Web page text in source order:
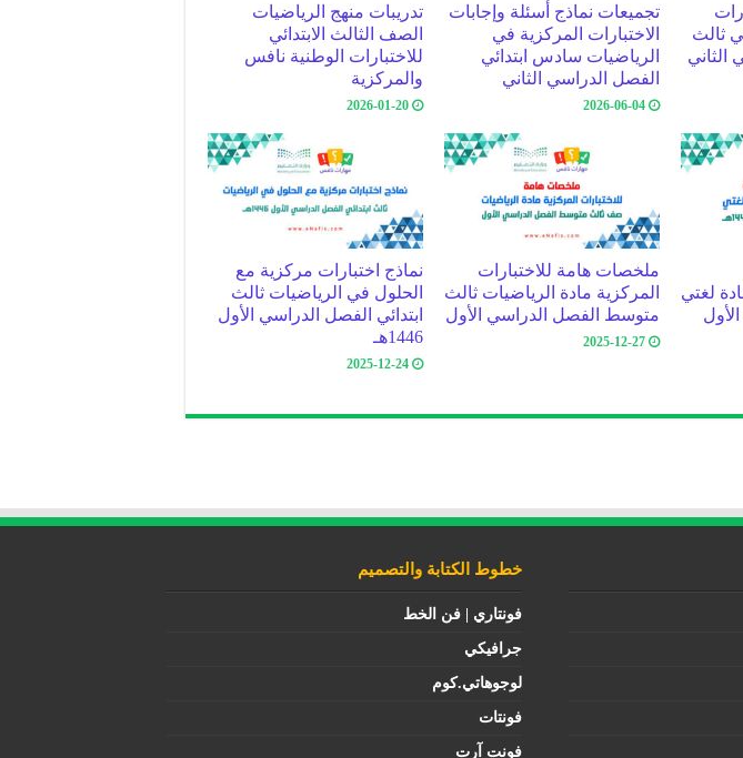
ثالث
الثاني
تجميعات نماذج أسئلة وإجابات
الاختبارات المركزية في
الرياضيات سادس ابتدائي
الفصل الدراسي الثاني
2026-06-04
تدريبات منهج الرياضيات
الصف الثالث الابتدائي
للاختبارات الوطنية نافس
والمركزية
2026-01-20
لغتي
ملخصات هامة للاختبارات
المركزية مادة الرياضيات ثالث
متوسط الفصل الدراسي الأول
2025-12-27
نماذج اختبارات مركزية مع
الحلول في الرياضيات ثالث
ابتدائي الفصل الدراسي الأول
1446هـ
2025-12-24
خطوط الكتابة والتصميم
فونتاري | فن الخط
جرافيكي
لوجوهاتي.كوم
فونتات
فونت آرت